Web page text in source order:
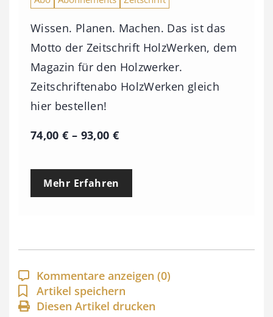
Wissen. Planen. Machen. Das ist das
Motto der Zeitschrift HolzWerken, dem
Magazin für den Holzwerker.
Zeitschriftenabo HolzWerken gleich
hier bestellen!
74,00€ – 93,00 €P
e
p
a
n
n
Mehr Erfahren
Kommentare anzeigen (0)
Artikel speichern
Diesen Artikel drucken